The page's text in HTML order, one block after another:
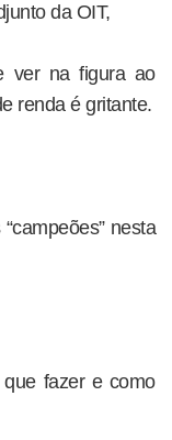
da OIT,
ver na figura ao
renda é gritante.
nesta
fazer e como